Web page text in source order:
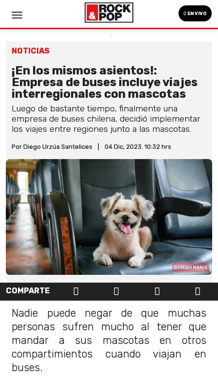
EN VIVO
NOTICIAS
¡En los mismos asientos!:
Empresa de buses incluye viajes
interregionales con mascotas
Luego de bastante tiempo, finalmente una
empresa de buses chilena, decidió implementar
los viajes entre regiones junto a las mascotas.
Por Diego Urzúa Santelices 04 Dic, 2023. 10:32 hrs
HOGAR MANIA
COMPARTE
Nadie puede negar de que muchas
personas sufren mucho al tener que
mandar a sus mascotas en otros
compartimientos cuando viajan en
buses.